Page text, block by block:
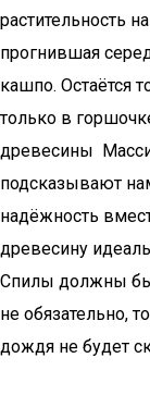
растительность
прогнившая
кашпо. Остаётся
только в
древесины
подсказывают
надёжность
древесину
Спилы должны
не обязательно,
дождя не будет